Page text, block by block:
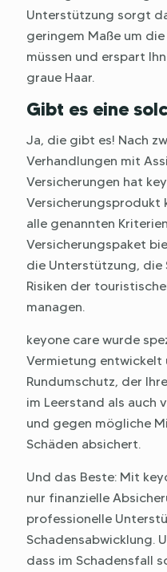
Unterstützung sorgt
geringem Maße um
müssen und erspart
graue Haar.
Gibt es eine
Ja, die gibt es! Nach
Verhandlungen mit
Versicherungen hat
Versicherungsprodukt
alle genannten
Versicherungspaket
die Unterstützung, die
Risiken der
managen.
keyone care wurde
Vermietung entwickelt
Rundumschutz, der
im Leerstand als auch
und gegen mögliche
Schäden absichert.
Und das Beste: Mit
nur finanzielle
professionelle
Schadensabwicklung.
dass im Schadensfall